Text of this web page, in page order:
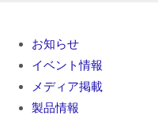
お知らせ
イベント情報
メディア掲載
製品情報